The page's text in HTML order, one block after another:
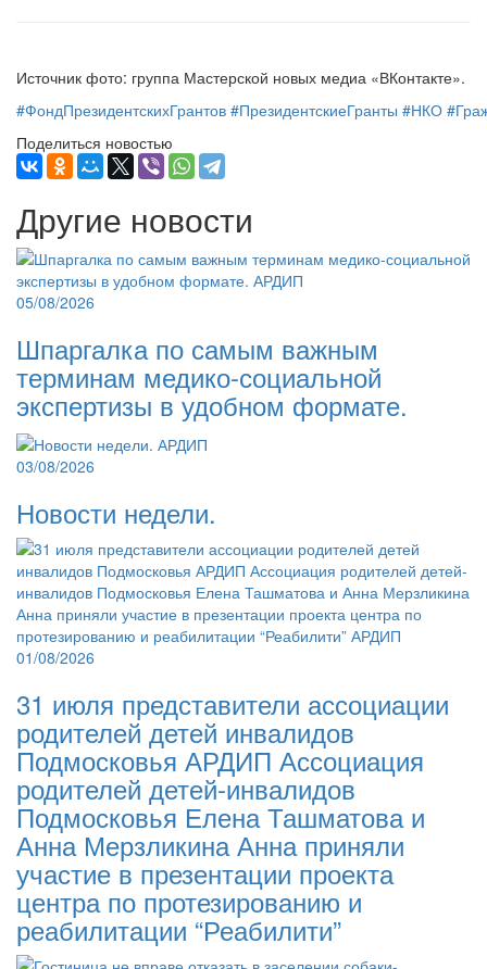
Источник фото: группа Мастерской новых медиа «ВКонтакте».
#ФондПрезидентскихГрантов #ПрезидентскиеГранты #НКО
Поделиться новостью
Другие новости
05/08/2026
Шпаргалка по самым важным
терминам медико-социальной
экспертизы в удобном формате.
03/08/2026
Новости недели.
01/08/2026
31 июля представители ассоциации
родителей детей инвалидов
Подмосковья АРДИП Ассоциация
родителей детей-инвалидов
Подмосковья Елена Ташматова и
Анна Мерзликина Анна приняли
участие в презентации проекта
центра по протезированию и
реабилитации “Реабилити”